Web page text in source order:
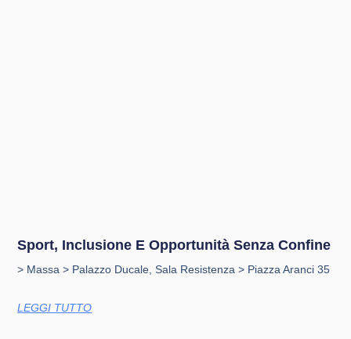
Sport, Inclusione E Opportunità Senza Confine
> Massa > Palazzo Ducale, Sala Resistenza > Piazza Aranci 35
LEGGI TUTTO